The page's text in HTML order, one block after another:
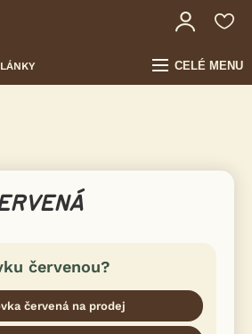
CELÉ MENU
červenou?
červená na prodej